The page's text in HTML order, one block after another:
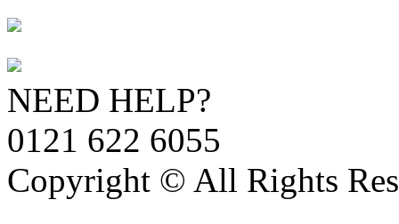
NEED HELP?
0121 622 6055
Copyright © All Rights